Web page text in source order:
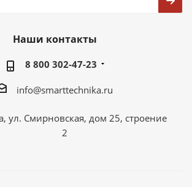
Наши контакты
8 800 302-47-23
info@smarttechnika.ru
ул. Смирновская, дом 25, строение
2